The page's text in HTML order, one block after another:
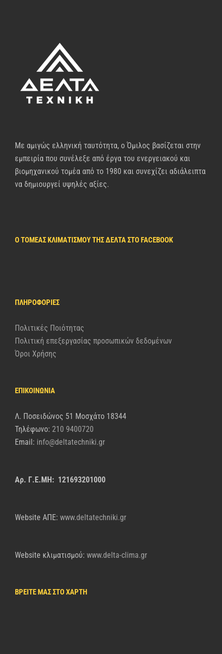
Με αμιγώς ελληνική ταυτότητα, ο Όμιλος βασίζεται στην
εμπειρία που συνέλεξε από έργα του ενεργειακού και
βιομηχανικού τομέα από το 1980 και συνεχίζει αδιάλειπτα
να δημιουργεί υψηλές αξίες.
Ο ΤΟΜΈΑΣ ΚΛΙΜΑΤΙΣΜΟΎ ΤΗΣ ΔΈΛΤΑ ΣΤΟ FACEBOOK
ΠΛΗΡΟΦΟΡΊΕΣ
Πολιτικές Ποιότητας
Πολιτική επεξεργασίας προσωπικών δεδομένων
Όροι Χρήσης
ΕΠΙΚΟΙΝΩΝΙΑ
Λ. Ποσειδώνος 51 Μοσχάτο 18344
Τηλέφωνο: 210 9400720
Email: info@deltatechniki.gr
Αρ. Γ.Ε.ΜΗ: 121693201000
Website AΠΕ: www.deltatechniki.gr
Website κλιματισμού: www.delta-clima.gr
ΒΡΕΙΤΕ ΜΑΣ ΣΤΟ ΧΑΡΤΗ